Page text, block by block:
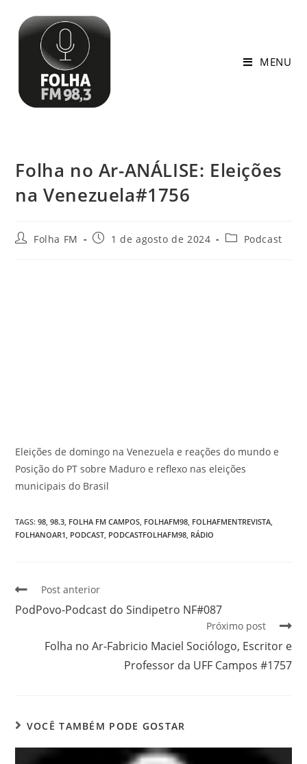
MENU
Folha no Ar-ANÁLISE: Eleições
na Venezuela#1756
Folha FM 1 de agosto de 2024 Podcast
Eleições de domingo na Venezuela e reações do mundo e
Posição do PT sobre Maduro e reflexo nas eleições
municipais do Brasil
TAGS:98 98.3 FOLHA FM CAMPOS FOLHAFM98 FOLHAFMENTREVISTA
FOLHANOAR1 PODCAST PODCASTFOLHAFM98 RÁDIO
Post anterior
PodPovo-Podcast do Sindipetro NF#087
Próximo post
Folha no Ar-Fabricio Maciel Sociólogo, Escritor e
Professor da UFF Campos #1757
VOCÊ TAMBÉM PODE GOSTAR